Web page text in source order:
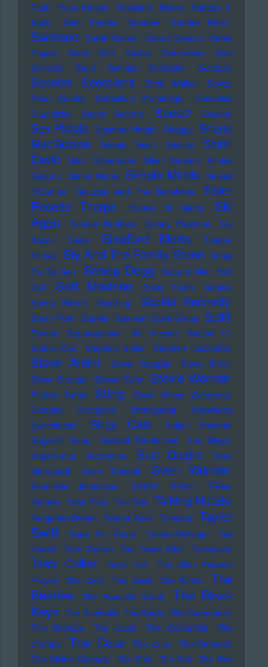
Rush
Russ Kunkel Russland Rutles
Sababa 5
Sade
Sam Fender Sandow Sandra Hüller
Santiano Sarah Connor Sarah Davachi Sarah
Engels
Sarah Wild Sasha Saturndaze
Saul
Williams
Sault Schnipo Schranke Schürze
Scooter Scorpions Scott Walker
Scycs
Sean Combs
Sebastian Krumbiegel
Sebastian
Studnitzky
Secret Secrets Seeed Sepalot
Sex Pistols Seymour Wright Shaggy Shane
MacGowan
Shania Twain Shellac
Shirin
David
Sido Silbermond Silent Servant Simina
Grigoriu Simon Harris Simple Minds Sinead
O'Connor
Siouxsie And The Banshees
Sister
Rosetta Tharpe
Sisters Of Mercy
Ski
Aggu
Skinner Brothers Skinny Pelembe
Sky
Saxon
Slade Sleaford Mods
Sleater-
Kinney Sly And The Family Stone Smag
Pa Dig Selv Snoop Dogg Soap & Skin Soft
Cell
Soft Machine Sonic Youth
Sonics
Sonny Rollins
Soolking Sophia Kennedy
South Park Sparks Spencer Davis Group Spliff
Sprints Squarepusher St. Vincent
Station 17
Status Quo
Stephan Sulke Stephen Luscombe
Steve Albini Steve Cropper
Steve Miller
Steve Strange Steven Tyler Stevie Wonder
Stieber Twins Sting
Stock Aitken Waterman
Stooges
Stranglers Stratocaster
Strawberry
Switchblade
Stray Cats
Sufjan Stevens
Sugarhill Gang
Suicidal Tendencies
Sun Diego
Supertramp
Supremes Suzi Quatro
Sven
Marquardt
Sven Tasnadi Sven Wunder
Sven-Ake Johansson SXSW T-Pain
T.Rex
Tahnee Talay Riley Talk Talk Talking Heads
Tangerine Dream Tanner Adell Tarwater Taylor
Swift
Tears For Fears Techno-Wikinger
Ted
Herold
Teho Teardo Ten Years After Terranova
Terry Callier Terry Hall
The Alan Parsons
Project
The Arcs The Avicii The B-52s
The
Beatles
The Beautiful South
The Black
Keys The Bluebells The Byrds The Carpenters
The Champs
The Clash The Colourfield
The
Cramps
The Cure The Curs
The Damned
The Divine Comedy
The Eels The Fall
The Five